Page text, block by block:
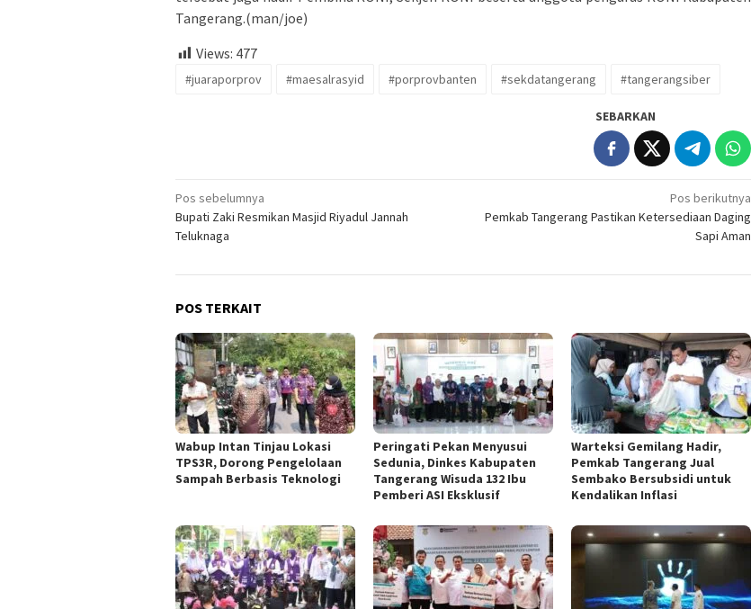
Tangerang.(man/joe)
Views: 477
#juaraporprov #maesalrasyid #porprovbanten #sekdatangerang #tangerangsiber
SEBARKAN
Navigasi
pos
Pos sebelumnya
Bupati Zaki Resmikan Masjid Riyadul Jannah
Teluknaga
Pos berikutnya
Pemkab Tangerang Pastikan Ketersediaan Daging
Sapi Aman
POS TERKAIT
Wabup Intan Tinjau Lokasi
TPS3R, Dorong Pengelolaan
Sampah Berbasis Teknologi
Peringati Pekan Menyusui
Sedunia, Dinkes Kabupaten
Tangerang Wisuda 132 Ibu
Pemberi ASI Eksklusif
Warteksi Gemilang Hadir,
Pemkab Tangerang Jual
Sembako Bersubsidi untuk
Kendalikan Inflasi